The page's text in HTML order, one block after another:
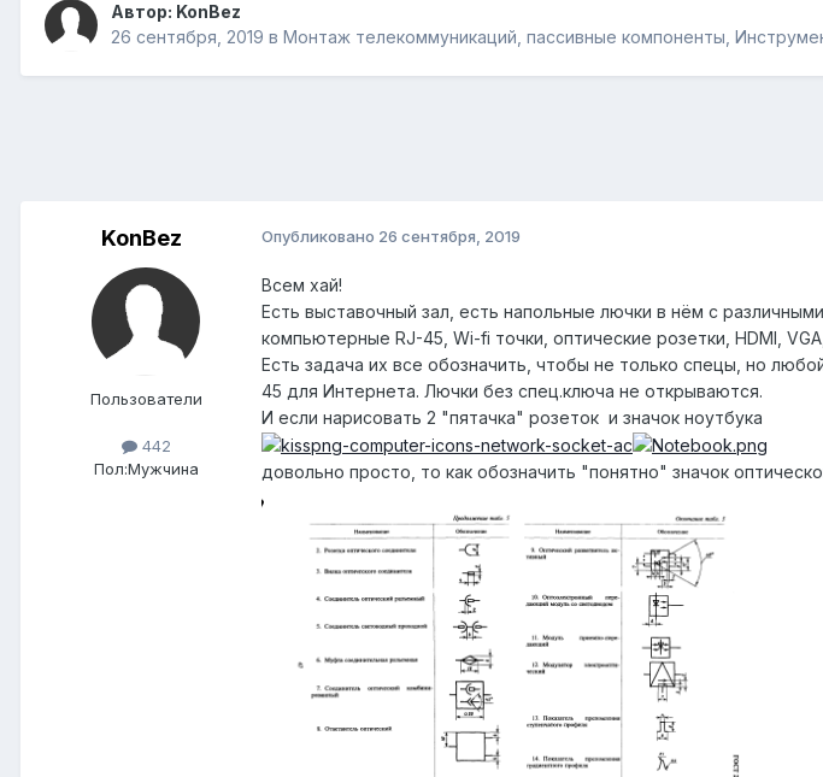
Автор: KonBez
26 сентября, 2019 в Монтаж телекоммуникаций, пассивные компоненты,
KonBez
Пользователи
442
Пол:Мужчина
Опубликовано 26 сентября, 2019
Всем хай!
Есть выставочный зал, есть напольные лючки в нём с
компьютерные RJ-45, Wi-fi точки, оптические розетки, HDMI,
Есть задача их все обозначить, чтобы не только спецы, но
45 для Интернета. Лючки без спец.ключа не открываются.
И если нарисовать 2 "пятачка" розеток и значок ноутбука
довольно просто, то как обозначить "понятно" значок